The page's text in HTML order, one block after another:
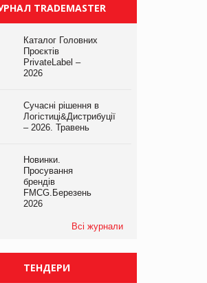
TRADEMASTER
Каталог Головних
Проєктів
PrivateLabel –
2026
Сучасні рішення в
Логістиці&Дистрибуції
– 2026. Травень
Новинки.
Просування
брендів
FMCG.Березень
2026
Всі журнали
ТЕНДЕРИ